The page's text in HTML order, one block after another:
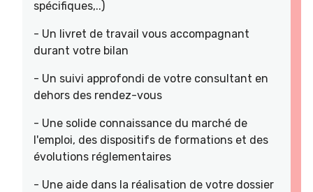
spécifiques,..)
- Un livret de travail vous accompagnant
durant votre bilan
- Un suivi approfondi de votre consultant en
dehors des rendez-vous
- Une solide connaissance du marché de
l'emploi, des dispositifs de formations et des
évolutions réglementaires
- Une aide dans la réalisation de votre dossier